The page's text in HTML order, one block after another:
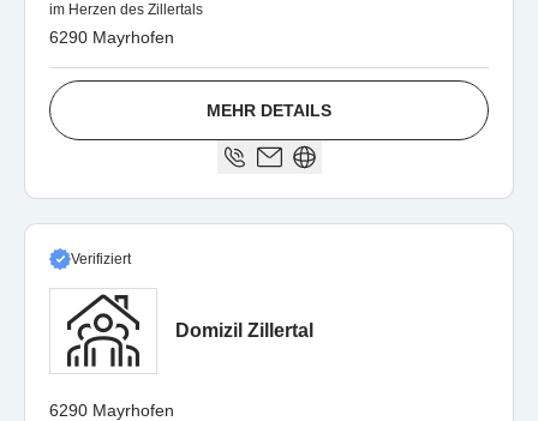
im Herzen des Zillertals
6290 Mayrhofen
MEHR DETAILS
Verifiziert
Domizil Zillertal
6290 Mayrhofen